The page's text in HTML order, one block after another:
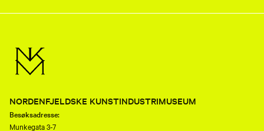
NORDENFJELDSKE KUNSTINDUSTRIMUSEUM
Besøksadresse:
Munkegata 3-7